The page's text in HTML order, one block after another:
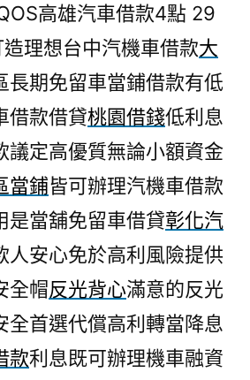
高雄汽車借款4點 29
理想台中汽機車借款大
長期免留車當鋪借款有低
借款借貸桃園借錢低利息
議定高優質無論小額資金
當鋪皆可辦理汽機車借款
是當舖免留車借貸彰化汽
人安心免於高利風險提供
全帽反光背心滿意的反光
全首選代償高利轉當降息
款利息既可辦理機車融資